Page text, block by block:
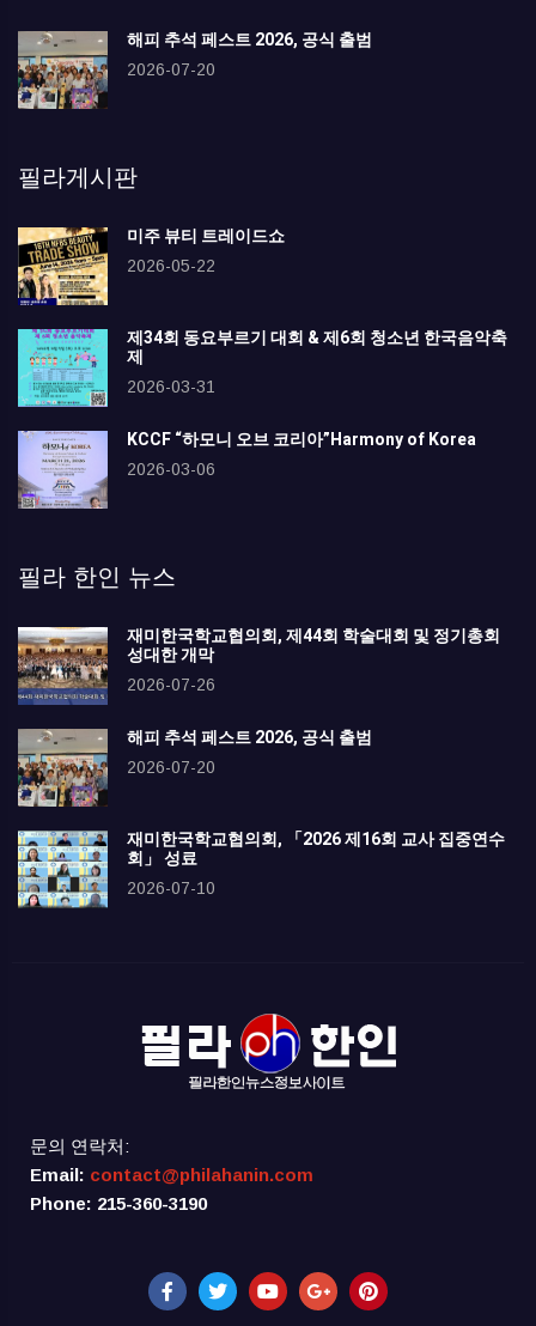
해피 추석 페스트 2026, 공식 출범
2026-07-20
필라게시판
미주 뷰티 트레이드쇼
2026-05-22
제34회 동요부르기 대회 & 제6회 청소년 한국음악축
제
2026-03-31
KCCF “하모니 오브 코리아”Harmony of Korea
2026-03-06
필라 한인 뉴스
재미한국학교협의회, 제44회 학술대회 및 정기총회
성대한 개막
2026-07-26
해피 추석 페스트 2026, 공식 출범
2026-07-20
재미한국학교협의회, 「2026 제16회 교사 집중연수
회」 성료
2026-07-10
문의 연락처:
Email: contact@philahanin.com
Phone: 215-360-3190